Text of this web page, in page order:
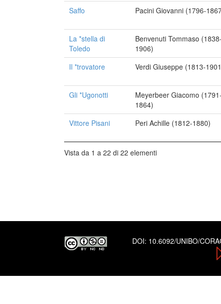
Saffo Pacini Giovanni (1796-
La *stella di
Toledo
Benvenuti Tommaso
1906)
Il *trovatore
Verdi Giuseppe (1813-
Gli *Ugonotti
Meyerbeer Giacomo
1864)
Vittore Pisani
Peri Achille (1812-1880)
Vista da 1 a 22 di 22 elementi
DOI: 10.6092/UNIBO/